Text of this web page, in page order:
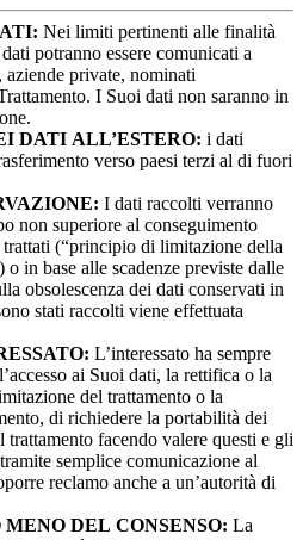
Nei limiti pertinenti alle finalità
potranno essere comunicati a
aziende private, nominati
I Suoi dati non saranno in
DATI ALL’ESTERO: i dati
verso paesi terzi al di fuori
I dati raccolti verranno
non superiore al conseguimento
(“principio di limitazione della
in base alle scadenze previste dalle
obsolescenza dei dati conservati in
stati raccolti viene effettuata
L’interessato ha sempre
ai Suoi dati, la rettifica o la
del trattamento o la
di richiedere la portabilità dei
facendo valere questi e gli
semplice comunicazione al
reclamo anche a un’autorità di
DEL CONSENSO: La